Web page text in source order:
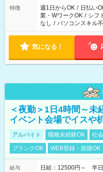
特徴 週1日からOK / 日払い
業・WワークOK / シフ
なし / パソコンスキル
気になる！
＜夜勤＞1日4時間～未
イベント会場でイスや
アルバイト 職種未経験OK 社
ブランクOK
WEB登録・面接OK
給与
日給：12500円～ 半